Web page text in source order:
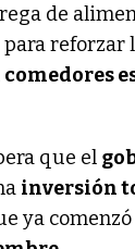
de
para reforzar
comedores
que el
inversión
ya